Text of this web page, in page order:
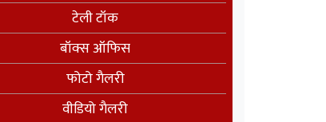
टेली टॉक
बॉक्स ऑफिस
फोटो गैलरी
वीडियो गैलरी